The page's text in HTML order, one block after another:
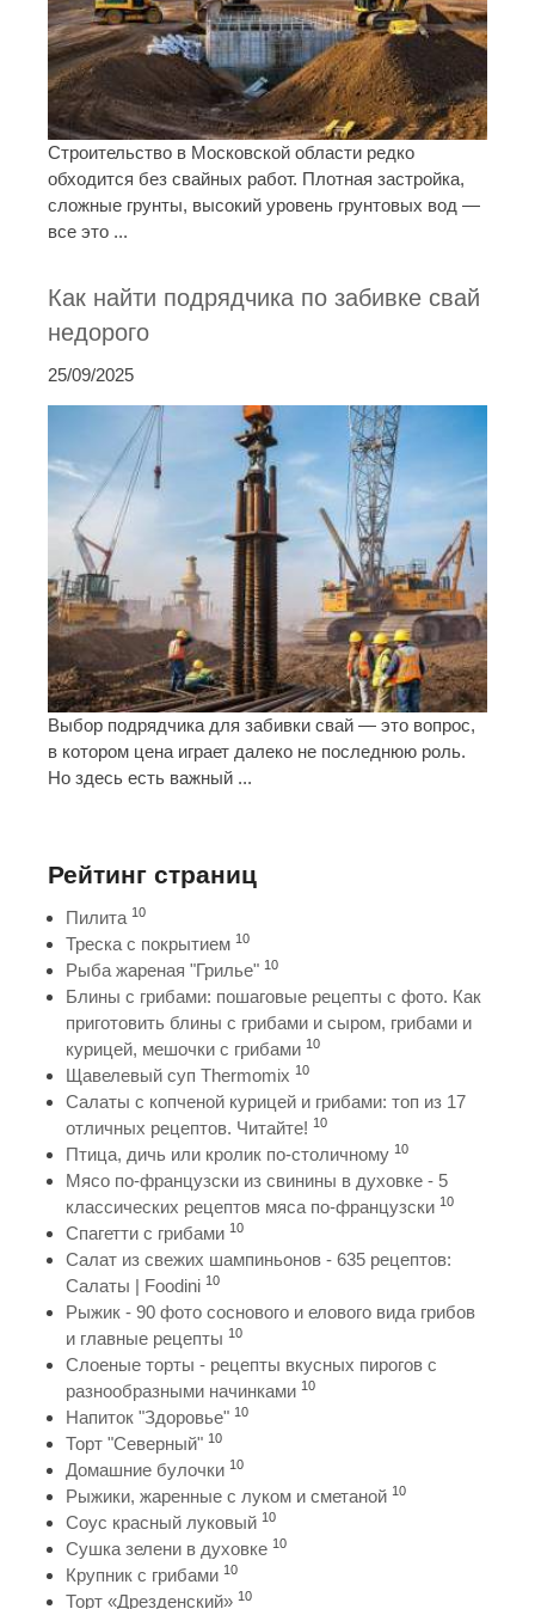
Строительство в Московской области редко
обходится без свайных работ. Плотная застройка,
сложные грунты, высокий уровень грунтовых вод —
все это ...
Как найти подрядчика по забивке свай
недорого
25/09/2025
Выбор подрядчика для забивки свай — это вопрос,
в котором цена играет далеко не последнюю роль.
Но здесь есть важный ...
Рейтинг страниц
Пилита 10
Треска с покрытием 10
Рыба жареная "Грилье" 10
Блины с грибами: пошаговые рецепты с фото. Как
приготовить блины с грибами и сыром, грибами и
курицей, мешочки с грибами 10
Щавелевый суп Thermomix 10
Салаты с копченой курицей и грибами: топ из 17
отличных рецептов. Читайте! 10
Птица, дичь или кролик по-столичному 10
Мясо по-французски из свинины в духовке - 5
классических рецептов мяса по-французски 10
Спагетти с грибами 10
Салат из свежих шампиньонов - 635 рецептов:
Салаты | Foodini 10
Рыжик - 90 фото соснового и елового вида грибов
и главные рецепты 10
Слоеные торты - рецепты вкусных пирогов с
разнообразными начинками 10
Напиток "Здоровье" 10
Торт "Северный" 10
Домашние булочки 10
Рыжики, жаренные с луком и сметаной 10
Соус красный луковый 10
Сушка зелени в духовке 10
Крупник с грибами 10
Торт «Дрезденский» 10